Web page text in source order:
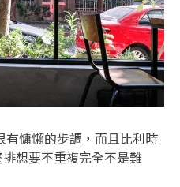
有慵懶的步調，而且比利時
想要不重複完全不是難